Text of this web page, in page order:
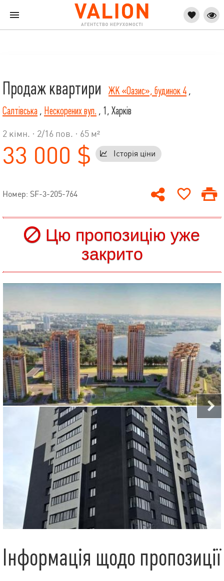
Продаж квартири ЖК «Оазис», будинок 4 ,
Салтівська , Нескорених вул. , 1, Харків
2 кімн. · 2/16 пов. · 65 м²
33 000 $ Історія ціни
Номер: SF-3-205-764
Цю пропозицію уже
закрито
Інформація щодо пропозиції